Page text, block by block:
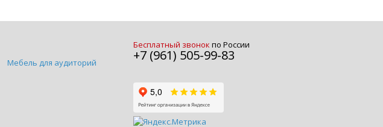
Мебель для аудиторий
Бесплатный звонок по России
+7 (961) 505-99-83